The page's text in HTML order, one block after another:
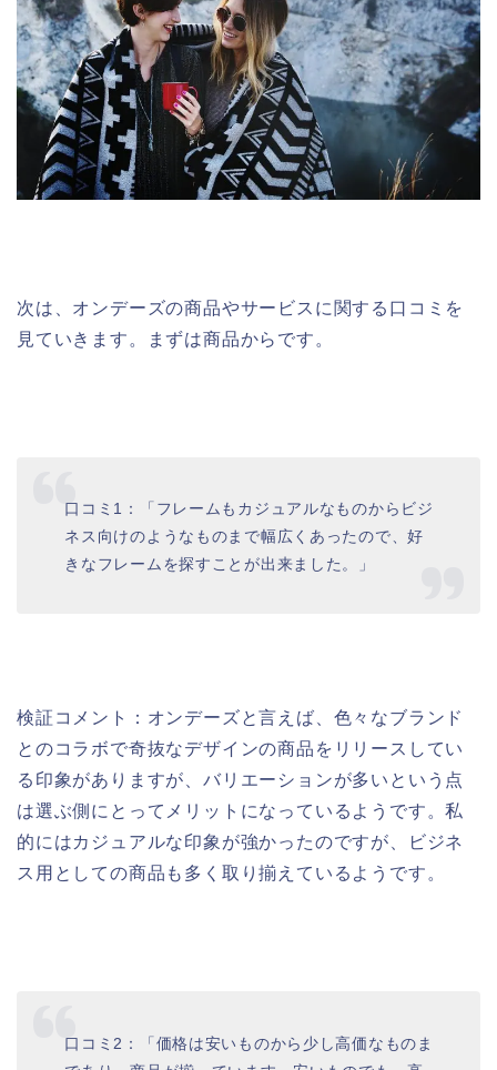
次は、オンデーズの商品やサービスに関する口コミを
見ていきます。まずは商品からです。
口コミ1：「フレームもカジュアルなものからビジ
ネス向けのようなものまで幅広くあったので、好
きなフレームを探すことが出来ました。」
検証コメント：オンデーズと言えば、色々なブランド
とのコラボで奇抜なデザインの商品をリリースしてい
る印象がありますが、バリエーションが多いという点
は選ぶ側にとってメリットになっているようです。私
的にはカジュアルな印象が強かったのですが、ビジネ
ス用としての商品も多く取り揃えているようです。
口コミ2：「価格は安いものから少し高価なものま